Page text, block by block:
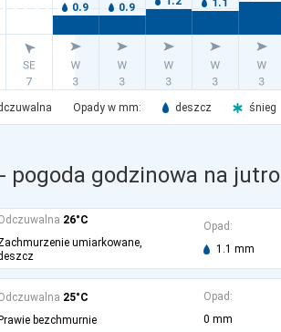
Opady w mm: deszcz śnieg
- pogoda godzinowa na jutro
26°C
umiarkowane,
Opad:
1.1 mm
25°C
bezchmurnie
Opad:
0 mm